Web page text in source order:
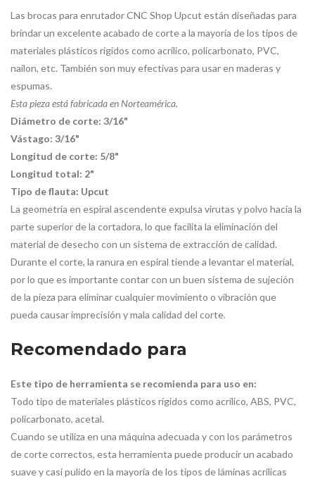
Las brocas para enrutador CNC Shop Upcut están diseñadas para
brindar un excelente acabado de corte a la mayoría de los tipos de
materiales plásticos rígidos como acrílico, policarbonato, PVC,
nailon, etc. También son muy efectivas para usar en maderas y
espumas.
Esta pieza está fabricada en Norteamérica.
Diámetro de corte: 3/16"
Vástago: 3/16"
Longitud de corte: 5/8"
Longitud total: 2"
Tipo de flauta: Upcut
La geometría en espiral ascendente expulsa virutas y polvo hacia la
parte superior de la cortadora, lo que facilita la eliminación del
material de desecho con un sistema de extracción de calidad.
Durante el corte, la ranura en espiral tiende a levantar el material,
por lo que es importante contar con un buen sistema de sujeción
de la pieza para eliminar cualquier movimiento o vibración que
pueda causar imprecisión y mala calidad del corte.
Recomendado para
Este tipo de herramienta se recomienda para uso en:
Todo tipo de materiales plásticos rígidos como acrílico, ABS, PVC,
policarbonato, acetal.
Cuando se utiliza en una máquina adecuada y con los parámetros
de corte correctos, esta herramienta puede producir un acabado
suave y casi pulido en la mayoría de los tipos de láminas acrílicas